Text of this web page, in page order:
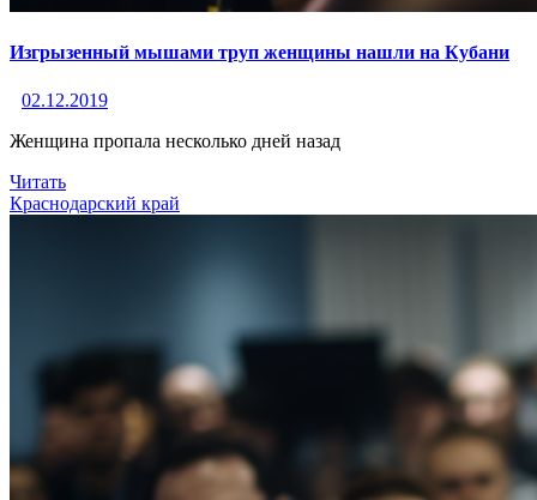
Изгрызенный мышами труп женщины нашли на Кубани
02.12.2019
Женщина пропала несколько дней назад
Читать
Краснодарский край